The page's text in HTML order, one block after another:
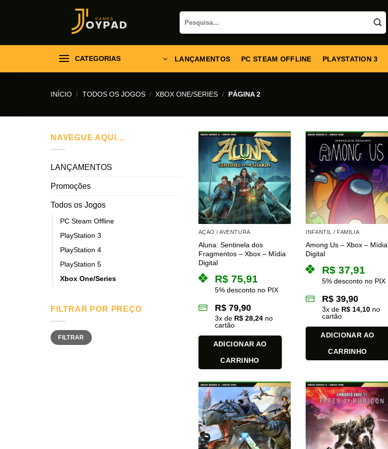
Pesquisar
por:
CATEGORIAS LANÇAMENTOS PC STEAM OFFLINE PLAYSTATION 3
INÍCIO / TODOS OS JOGOS / XBOX ONE/SERIES / PÁGINA 2
NAVEGUE AQUI…
LANÇAMENTOS
Promoções
Todos os Jogos
PC Steam Offline
PlayStation 3
PlayStation 4
PlayStation 5
Xbox One/Series
FILTRAR POR PREÇO
Preço
mínimo
Preço
máximo
FILTRAR
AÇÃO / AVENTURA
Aluna: Sentinela dos
Fragmentos – Xbox – Mídia
Digital
R$75,91
5% desconto no PIX
R$79,90
3x de R$28,24no
cartão
ADICIONAR AO
CARRINHO
INFANTIL / FAMÍLIA
Among Us – Xbox – Mídia
Digital
R$ 37,91
5% desconto no PIX
R$ 39,90
3x de R$ 14,10 no
cartão
ADICIONAR AO
CARRINHO